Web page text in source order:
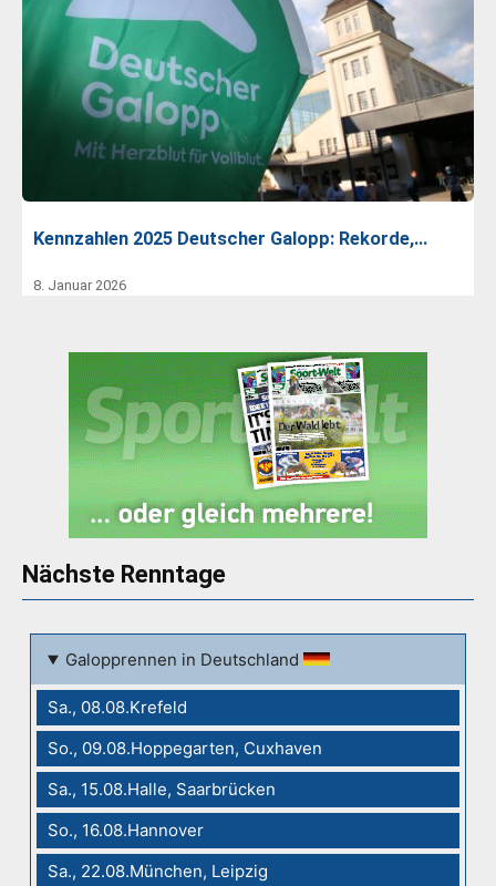
Kennzahlen 2025 Deutscher Galopp: Rekorde,…
8. Januar 2026
Nächste Renntage
Galopprennen in Deutschland
Sa., 08.08.Krefeld
So., 09.08.Hoppegarten, Cuxhaven
Sa., 15.08.Halle, Saarbrücken
So., 16.08.Hannover
Sa., 22.08.München, Leipzig